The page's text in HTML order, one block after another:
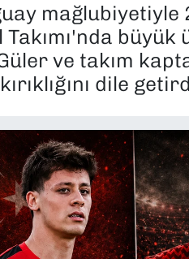
mağlubiyetiyle
Takımı'nda
ve takım
dile